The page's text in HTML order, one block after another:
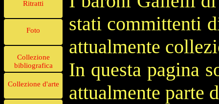
Ritratti
Foto
Collezione
bibliografica
Collezione d'arte
stati committenti
attualmente
In questa pagina
attualmente parte